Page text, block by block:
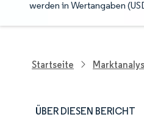
werden in Wertangaben
Startseite
ÜBER DIESEN BERICHT